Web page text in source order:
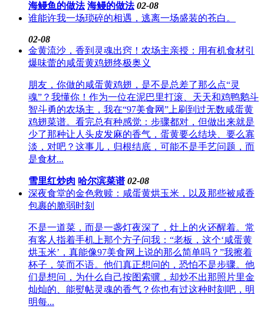
海鳗鱼的做法 海鳗的做法 02-08
谁能许我一场琐碎的相遇，逃离一场盛装的苍白。
02-08
金黄流沙，香到灵魂出窍！农场主亲授：用有机食材引
爆味蕾的咸蛋黄鸡翅终极奥义
朋友，你做的咸蛋黄鸡翅，是不是总差了那么点“灵
魂”？我懂你！作为一位在泥巴里打滚、天天和鸡鸭鹅斗
智斗勇的农场主，我在“97美食网”上刷到过无数咸蛋黄
鸡翅菜谱。看完总有种感觉：步骤都对，但做出来就是
少了那种让人头皮发麻的香气，蛋黄要么结块、要么寡
淡，对吧？这事儿，归根结底，可能不是手艺问题，而
是食材...
雪里红炒肉 哈尔滨菜谱 02-08
深夜食堂的金色救赎：咸蛋黄烘玉米，以及那些被咸香
包裹的脆弱时刻
不是一道菜，而是一盏灯夜深了，灶上的火还醒着。常
有客人指着手机上那个方子问我：“老板，这个‘咸蛋黄
烘玉米’，真能像97美食网上说的那么简单吗？”我擦着
杯子，笑而不语。他们真正想问的，恐怕不是步骤。他
们是想问，为什么自己按图索骥，却炒不出那照片里金
灿灿的、能熨帖灵魂的香气？你也有过这种时刻吧，明
明每...